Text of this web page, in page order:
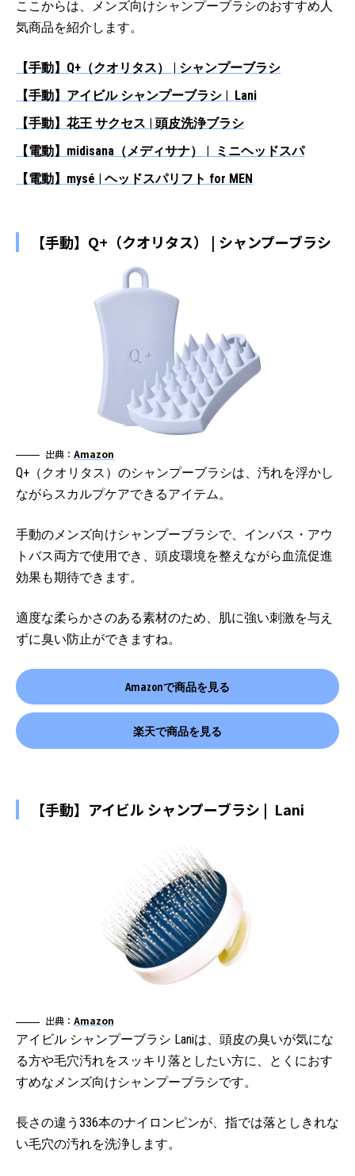
ここからは、メンズ向けシャンプーブラシのおすすめ人
気商品を紹介します。
【手動】Q+（クオリタス） | シャンプーブラシ
【手動】アイビル シャンプーブラシ | Lani
【手動】花王 サクセス | 頭皮洗浄ブラシ
【電動】midisana（メディサナ） | ミニヘッドスパ
【電動】mysé | ヘッドスパリフト for MEN
【手動】Q+（クオリタス） | シャンプーブラシ
出典： Amazon
Q+（クオリタス）のシャンプーブラシは、汚れを浮かし
ながらスカルプケアできるアイテム。
手動のメンズ向けシャンプーブラシで、インバス・アウ
トバス両方で使用でき、頭皮環境を整えながら血流促進
効果も期待できます。
適度な柔らかさのある素材のため、肌に強い刺激を与え
ずに臭い防止ができますね。
Amazonで商品を見る
楽天で商品を見る
【手動】アイビル シャンプーブラシ | Lani
出典： Amazon
アイビル シャンプーブラシ Laniは、頭皮の臭いが気にな
る方や毛穴汚れをスッキリ落としたい方に、とくにおす
すめなメンズ向けシャンプーブラシです。
長さの違う336本のナイロンピンが、指では落としきれな
い毛穴の汚れを洗浄します。